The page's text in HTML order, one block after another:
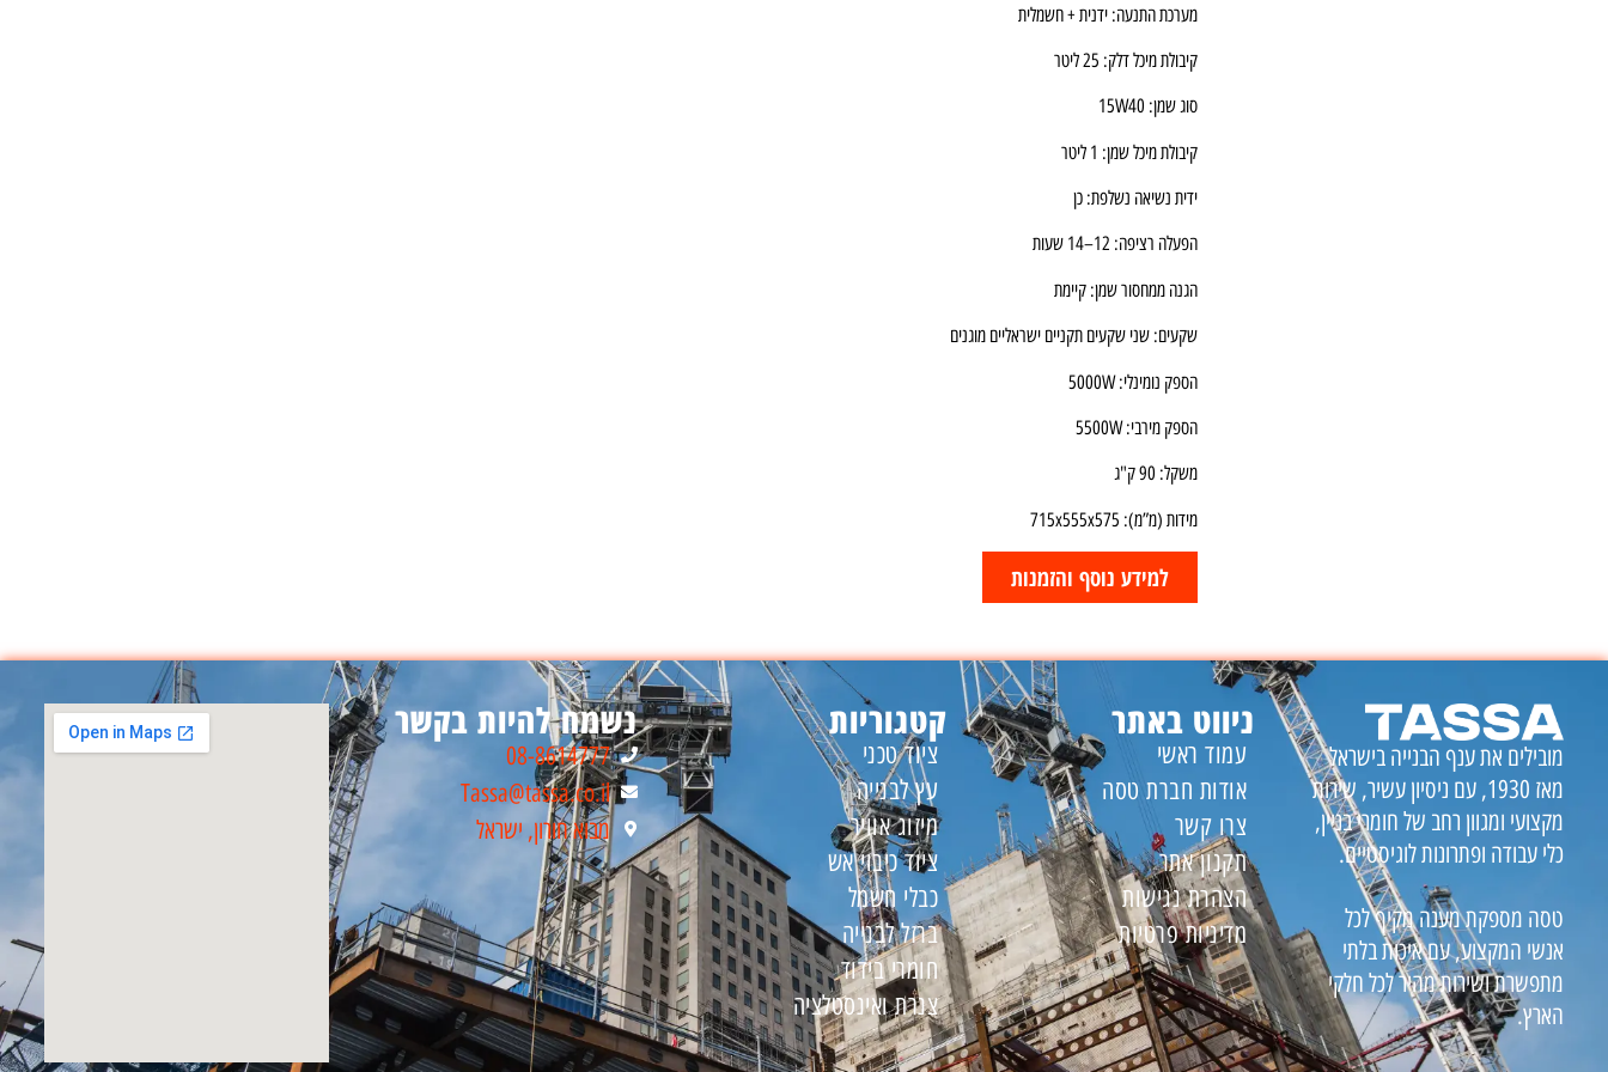
מערכת התנעה: ידנית + חשמלית
קיבולת מיכל דלק: 25 ליטר
סוג שמן: 15W40
קיבולת מיכל שמן: 1 ליטר
ידית נשיאה נשלפת: כן
הפעלה רציפה: 12–14 שעות
הגנה ממחסור שמן: קיימת
שקעים: שני שקעים תקניים ישראליים מוגנים
הספק נומינלי: 5000W
הספק מירבי: 5500W
משקל: 90 ק"ג
מידות (מ”מ): 715x555x575
למידע נוסף והזמנות
מובילים את ענף הבנייה בישראל
מאז 1930, עם ניסיון עשיר, שירות
מקצועי ומגוון רחב של חומרי בניין,
כלי עבודה ופתרונות לוגיסטיים.
טסה מספקת מענה מקיף לכל
אנשי המקצוע, עם איכות בלתי
מתפשרת ושירות מהיר לכל חלקי
הארץ.
ניווט באתר
עמוד ראשי
אודות חברת טסה
צרו קשר
תקנון אתר
הצהרת נגישות
מדיניות פרטיות
קטגוריות
ציוד טכני
עץ לבנייה
מיזוג אוויר
ציוד כיבוי אש
כבלי חשמל
ברזל לבנייה
חומרי בידוד
צנרת ואינסטלציה
נשמח להיות בקשר
08-8614777
Tassa@tassa.co.il
מבוא חורון, ישראל